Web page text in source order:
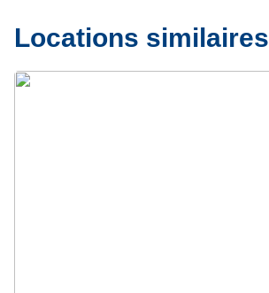
Locations similaires
Précédent
Suivant